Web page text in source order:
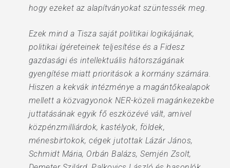
hogy ezeket az alapítványokat szüntessék meg.
Ezek mind a Tisza saját politikai logikájának,
politikai ígéreteinek teljesítése és a Fidesz
gazdasági és intellektuális hátországának
gyengítése miatt prioritások a kormány számára.
Hiszen a kekvák intézménye a magántőkealapok
mellett a közvagyonok NER-közeli magánkezekbe
juttatásának egyik fő eszközévé vált, amivel
közpénzmilliárdok, kastélyok, földek,
ménesbirtokok, cégek jutottak Lázár János,
Schmidt Mária, Orbán Balázs, Semjén Zsolt,